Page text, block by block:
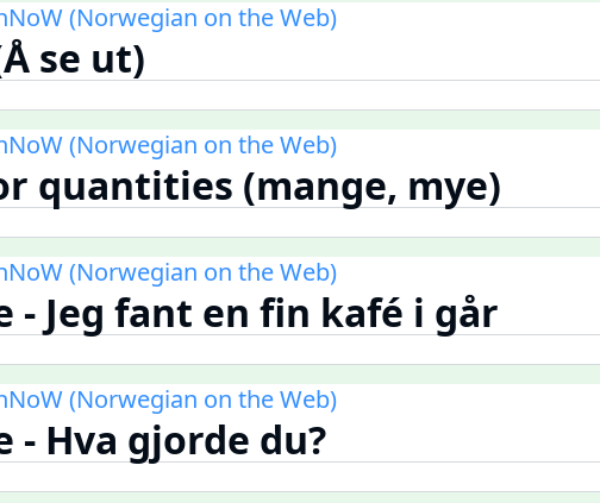
(Norwegian on the Web)
se ut)
(Norwegian on the Web)
quantities (mange, mye)
(Norwegian on the Web)
- Jeg fant en fin kafé i går
(Norwegian on the Web)
- Hva gjorde du?